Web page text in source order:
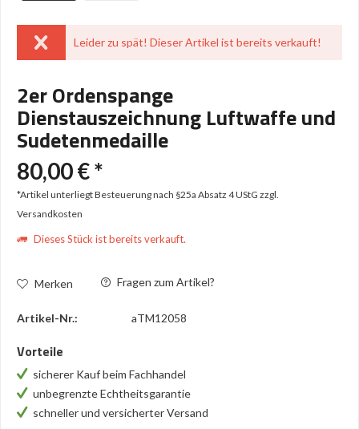
Leider zu spät! Dieser Artikel ist bereits verkauft!
2er Ordenspange
Dienstauszeichnung Luftwaffe und
Sudetenmedaille
80,00 € *
*Artikel unterliegt Besteuerung nach §25a Absatz 4 UStG zzgl.
Versandkosten
Dieses Stück ist bereits verkauft.
Merken Fragen zum Artikel?
Artikel-Nr.: aTM12058
Vorteile
sicherer Kauf beim Fachhandel
unbegrenzte Echtheitsgarantie
schneller und versicherter Versand